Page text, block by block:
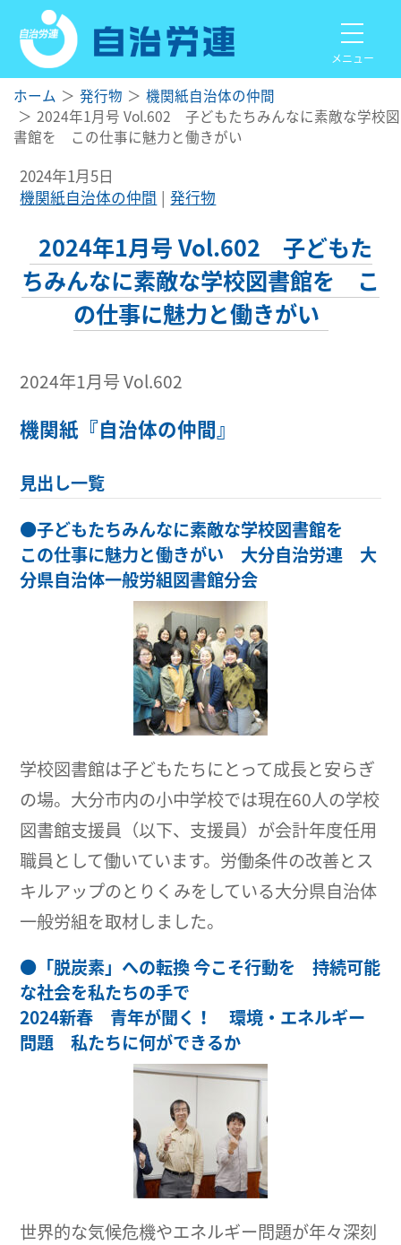
メニュー
ホーム 発行物
機関紙自治体の仲間
2024年1月号 Vol.602 子どもたちみんなに素敵な学校図
書館を この仕事に魅力と働きがい
2024年1月5日
機関紙自治体の仲間
発行物
2024年1月号 Vol.602 子どもた
ちみんなに素敵な学校図書館を こ
の仕事に魅力と働きがい
2024年1月号 Vol.602
機関紙『自治体の仲間』
見出し一覧
●子どもたちみんなに素敵な学校図書館を
この仕事に魅力と働きがい 大分自治労連 大
分県自治体一般労組図書館分会
学校図書館は子どもたちにとって成長と安らぎ
の場。大分市内の小中学校では現在60人の学校
図書館支援員（以下、支援員）が会計年度任用
職員として働いています。労働条件の改善とス
キルアップのとりくみをしている大分県自治体
一般労組を取材しました。
● 「脱炭素」への転換 今こそ行動を 持続可能
な社会を私たちの手で
2024新春 青年が聞く！ 環境・エネルギー
問題 私たちに何ができるか
世界的な気候危機やエネルギー問題が年々深刻